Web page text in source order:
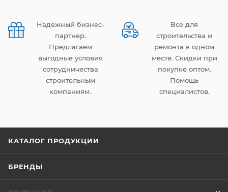
Надежный бизнес-
партнер.
Предлагаем
выгодные условия
сотрудничества
строительным
компаниям.
Все для
строительства и
ремонта в одном
месте. Скидки при
покупке оптом.
Помощь
специалистов.
КАТАЛОГ ПРОДУКЦИИ
БРЕНДЫ